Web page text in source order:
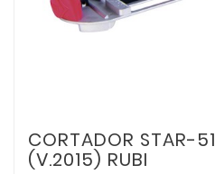
CORTADOR STAR-51
(V.2015) RUBI